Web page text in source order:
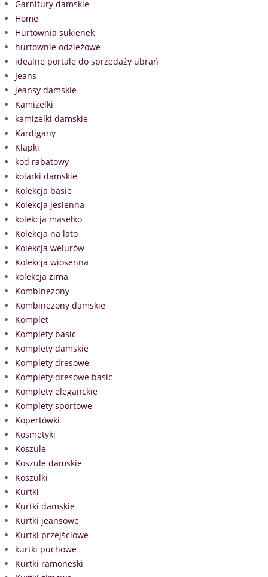
Garnitury damskie
Home
Hurtownia sukienek
hurtownie odzieżowe
idealne portale do sprzedaży ubrań
Jeans
jeansy damskie
Kamizelki
kamizelki damskie
Kardigany
Klapki
kod rabatowy
kolarki damskie
Kolekcja basic
Kolekcja jesienna
kolekcja masełko
Kolekcja na lato
Kolekcja welurów
Kolekcja wiosenna
kolekcja zima
Kombinezony
Kombinezony damskie
Komplet
Komplety basic
Komplety damskie
Komplety dresowe
Komplety dresowe basic
Komplety eleganckie
Komplety sportowe
Kopertówki
Kosmetyki
Koszule
Koszule damskie
Koszulki
Kurtki
Kurtki damskie
Kurtki jeansowe
Kurtki przejściowe
kurtki puchowe
Kurtki ramoneski